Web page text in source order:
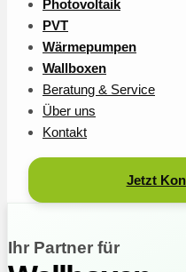
Photovoltaik
PVT
Wärmepumpen
Wallboxen
Beratung & Service
Über uns
Kontakt
Jetzt
Ihr Partner für